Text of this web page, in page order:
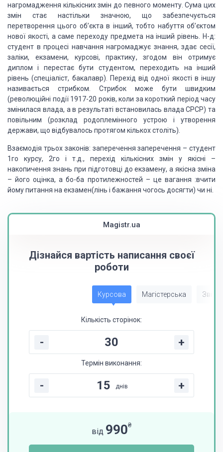
нагромадження кількісних змін до певного моменту. Сума цих
змін стає настільки значною, що забезпечується
перетворення цього об’єкта в інший, тобто набуття об’єктом
нової якості, а саме переходу предмета на інший рівень. Н-д:
студент в процесі навчання нагромаджує знання, здає сесії,
заліки, екзамени, курсові, практику, згодом він отримує
диплом і перестає бути студентом, переходить на інший
рівень (спеціаліст, бакалавр). Перехід від одної якості в іншу
називається стрибком. Стрибок може бути швидким
(революційні події 1917-20 років, коли за короткий період часу
змінилася влада, а в результаті встановилась влада СРСР) та
повільним (розклад родоплемінного устрою і утворення
держави, що відбувалось протягом кількох століть).
Взаємодія трьох законів: заперечення заперечення – студент
1го курсу, 2го і т.д., перехід кількісних змін у якісні –
накопичення знань при підготовці до екзамену, а якісна зміна
– його оцінка, а бо-ба протилежностей – це вагання :вчити
йому питання на екзамен(лінь і бажання чогось досягти) чи ні.
Magistr.ua
Дізнайся вартість написання своєї
роботи
Курсова Магістерська Звіт
Кількість сторінок:
- +
Термін виконання:
- днів +
від 990₴